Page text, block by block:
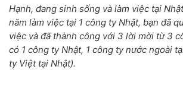
Hạnh, đang sinh sống và làm việc tại
năm làm việc tại 1 công ty Nhật, bạn đã
việc và đã thành công với 3 lời mời từ 3
có 1 công ty Nhật, 1 công ty nước ngoài
ty Việt tại Nhật).